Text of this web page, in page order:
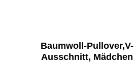
Baumwoll-Pullover,V-
Ausschnitt, Mädchen